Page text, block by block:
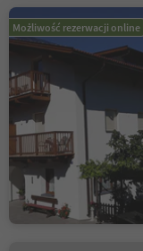
Możliwość rezerwacji online